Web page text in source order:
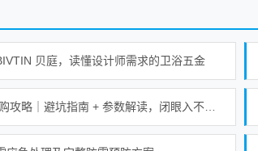
贝庭，读懂设计师需求的卫浴五金
2026智能马桶选购攻略｜避坑指南 + 参数解读，闭眼入不踩坑